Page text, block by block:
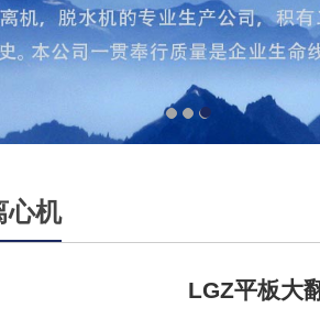
1 2 3
心机
LGZ平板大